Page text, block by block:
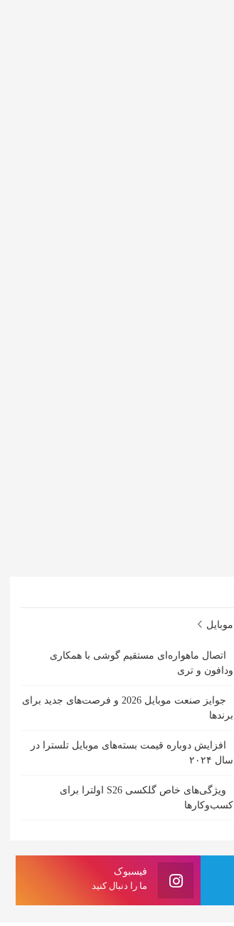
موبایل
اتصال ماهواره‌ای مستقیم گوشی‌ با همکاری
ودافون و تری
جوایز صنعت موبایل 2026 و فرصت‌های جدید برای
برندها
افزایش دوباره قیمت بسته‌های موبایل تلسترا در
سال ۲۰۲۴
ویژگی‌های خاص گلکسی S26 اولترا برای
کسب‌وکارها
فیسبوک
ما را دنبال کنید